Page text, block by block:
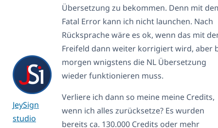
JeySign
studio
Übersetzung zu bekommen. Denn mit
Fatal Error kann ich nicht launchen. Nach
Rücksprache wäre es ok, wenn das mit
Freifeld dann weiter korrigiert wird, aber
morgen wnigstens die NL Übersetzung
wieder funktionieren muss.
Verliere ich dann so meine meine Credits,
wenn ich alles zurücksetze? Es wurden
bereits ca. 130.000 Credits oder mehr